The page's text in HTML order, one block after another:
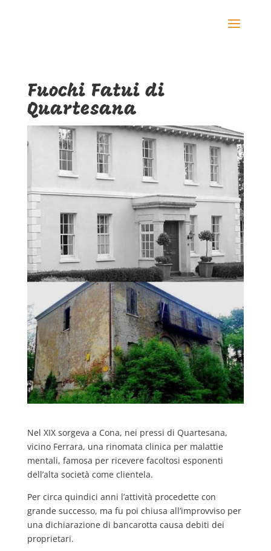
Fuochi Fatui di
Quartesana
Nel XIX sorgeva a Cona, nei pressi di Quartesana,
vicino Ferrara, una rinomata clinica per malattie
mentali, famosa per ricevere facoltosi esponenti
dell’alta società come clientela.
Per circa quindici anni l’attività procedette con
grande successo, ma fu poi chiusa all’improvviso per
una dichiarazione di bancarotta causa debiti dei
proprietari.